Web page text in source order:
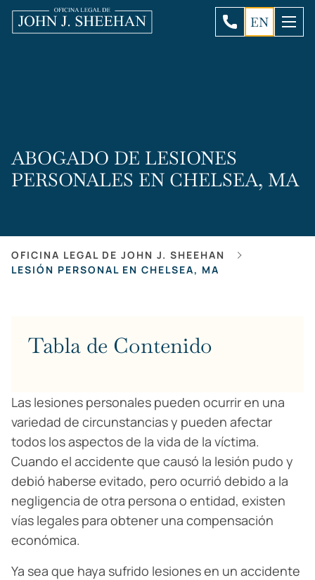
EN
ABOGADO DE LESIONES
PERSONALES EN CHELSEA, MA
OFICINA LEGAL DE JOHN J. SHEEHAN
LESIÓN PERSONAL EN CHELSEA, MA
Tabla de Contenido
Las lesiones personales pueden ocurrir en una
variedad de circunstancias y pueden afectar
todos los aspectos de la vida de la víctima.
Cuando el accidente que causó la lesión pudo y
debió haberse evitado, pero ocurrió debido a la
negligencia de otra persona o entidad, existen
vías legales para obtener una compensación
económica.
Ya sea que haya sufrido lesiones en un accidente